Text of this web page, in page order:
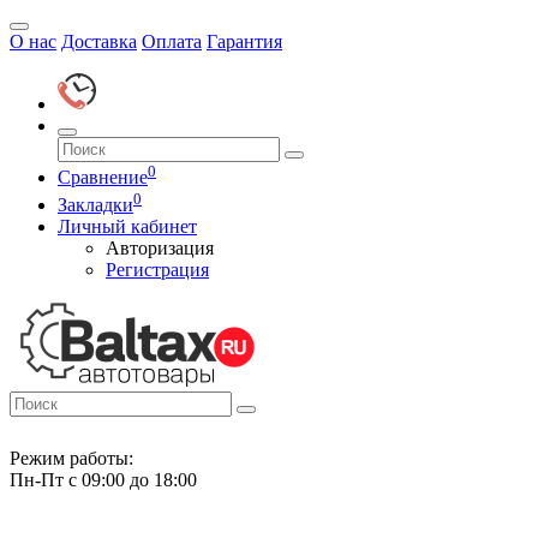
О нас Доставка Оплата Гарантия
Сравнение0
Закладки0
Личный кабинет
Авторизация
Регистрация
Режим работы:
Пн-Пт с 09:00 до 18:00